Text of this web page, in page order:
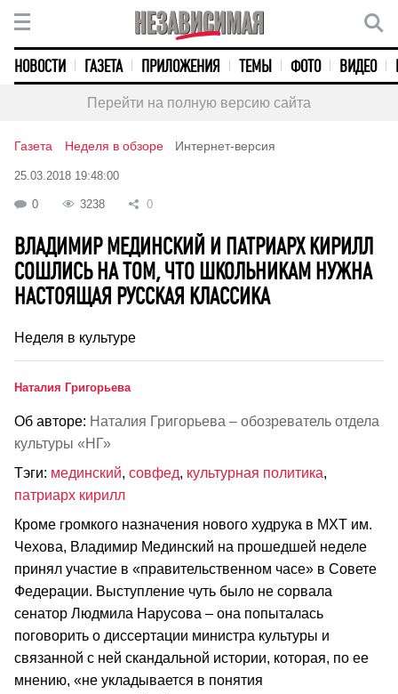
НОВОСТИ ГАЗЕТА ПРИЛОЖЕНИЯ ТЕМЫ ФОТО ВИДЕО
Перейти на полную версию сайта
Газета Неделя в обзоре Интернет-версия
25.03.2018 19:48:00
0 3238 0
ВЛАДИМИР МЕДИНСКИЙ И ПАТРИАРХ КИРИЛЛ
СОШЛИСЬ НА ТОМ, ЧТО ШКОЛЬНИКАМ НУЖНА
НАСТОЯЩАЯ РУССКАЯ КЛАССИКА
Неделя в культуре
Наталия Григорьева
Об авторе: Наталия Григорьева – обозреватель отдела
культуры «НГ»
Тэги: мединский, совфед, культурная политика,
патриарх кирилл
Кроме громкого назначения нового худрука в МХТ им.
Чехова, Владимир Мединский на прошедшей неделе
принял участие в «правительственном часе» в Совете
Федерации. Выступление чуть было не сорвала
сенатор Людмила Нарусова – она попыталась
поговорить о диссертации министра культуры и
связанной с ней скандальной истории, которая, по ее
мнению, «не укладывается в понятия